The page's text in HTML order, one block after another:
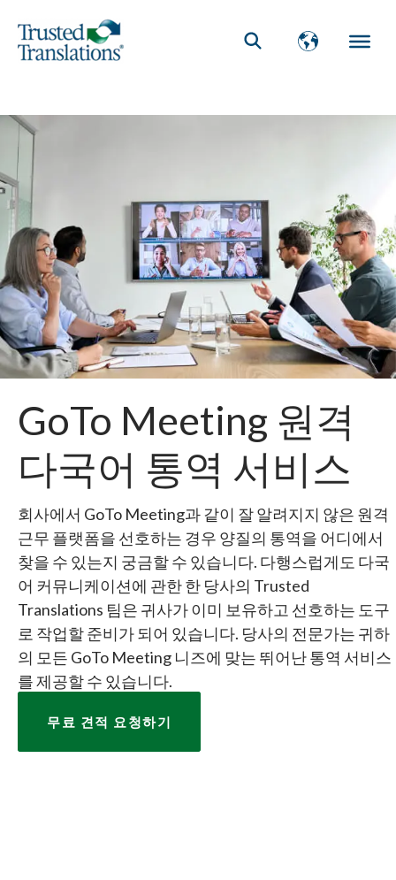
GoTo Meeting 원격
다국어 통역 서비스
회사에서 GoTo Meeting과 같이 잘 알려지지 않은 원격
근무 플랫폼을 선호하는 경우 양질의 통역을 어디에서
찾을 수 있는지 궁금할 수 있습니다. 다행스럽게도 다국
어 커뮤니케이션에 관한 한 당사의 Trusted
Translations 팀은 귀사가 이미 보유하고 선호하는 도구
로 작업할 준비가 되어 있습니다. 당사의 전문가는 귀하
의 모든 GoTo Meeting 니즈에 맞는 뛰어난 통역 서비스
를 제공할 수 있습니다.
무료 견적 요청하기